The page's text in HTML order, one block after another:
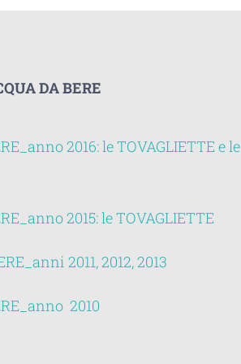
DA BERE
2016: le TOVAGLIETTE e le
2015: le TOVAGLIETTE
2011, 2012, 2013
2010